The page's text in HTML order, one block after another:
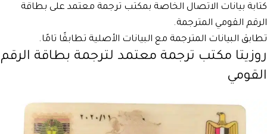
كتابة بيانات الاتصال الخاصة بمكتب ترجمة معتمد على بطاقة
الرقم القومي المترجمة.
تطابق البيانات المترجمة مع البيانات الأصلية تطابقًا تامًا.
روزيتا مكتب ترجمة معتمد لترجمة بطاقة الرقم
القومي